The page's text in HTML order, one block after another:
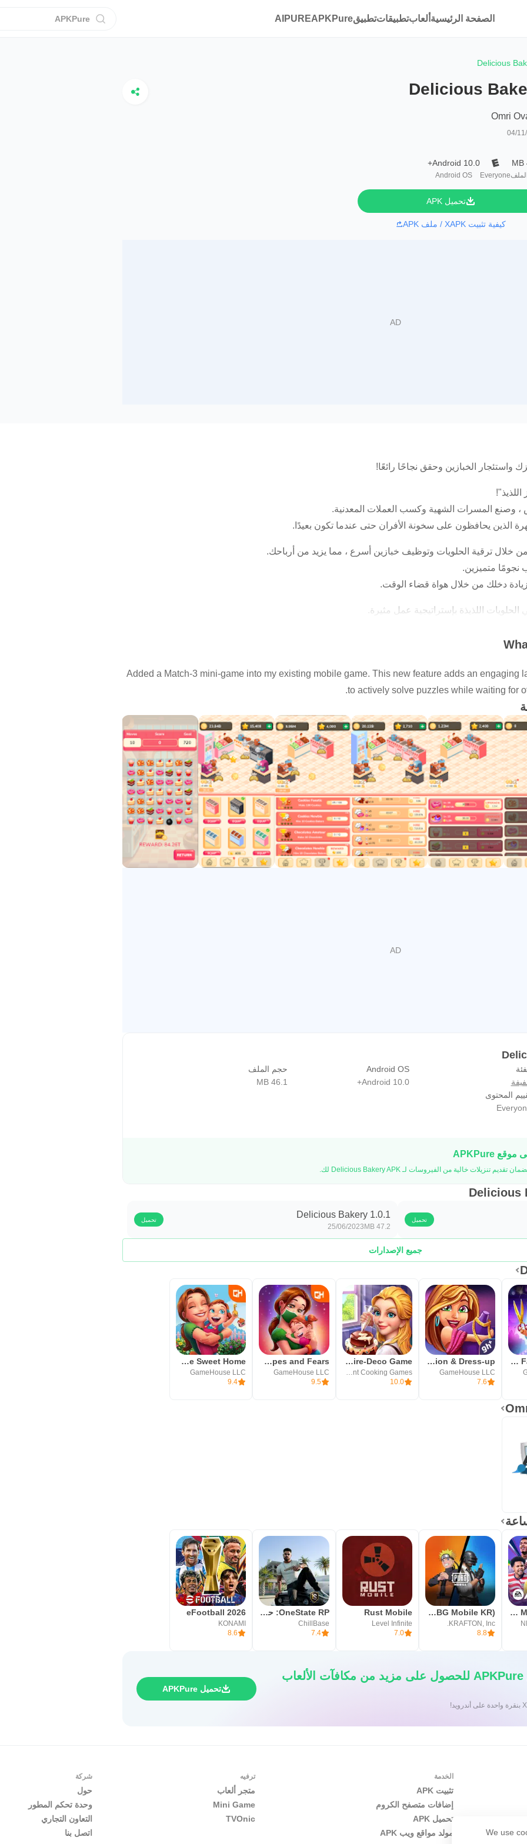
الصفحة الرئيسية ألعابتطبيقاتتطبيقAPKPure AIPURE
APKPure
Delicious
Delicious
Omri
04/
Everyone
Android 10.0+
Android OS
تحميل APK
كيفية تثبيت XAPK / ملف APK
واستئجار الخبازين وحقق نجاحًا رائعًا!
، وصنع المسرات الشهية وكسب العملات المعدنية.
الذين يحافظون على سخونة الأفران حتى عندما تكون بعيدًا.
خلال ترقية الحلويات وتوظيف خبازين أسرع ، مما يزيد من أرباحك.
نجومًا متميزين.
دخلك من خلال هواة قضاء الوقت.
اللذيذة بإستراتيجية عمل مثيرة.
بك؟ قم بالتنزيل الآن واحصل على الخبز!
الرسومية - بيرسيفيدا (متجر أصول الوحدة)
Added a Match-3 mini-game into my existing mobile game. This new feature adds an engaging
to actively solve puzzles while waiting for
Android OS
Android 10.0+
حجم الملف
46.1 MB
المحتوى
تحميل Delicious Bakery 1.0.1
47.2 MB
25/06/2023
تحميل
جميع الإصدارات
Fabulous - Fashion Fever
Fabulous 5: Fashion & Dress-up
GameHouse LLC
7.6
My Restaurant Empire-Deco Game
Mini Stone Games - Chef & Restaurant Cooking Games
10.0
Delicious - Hopes and Fears
GameHouse LLC
9.5
Delicious - Home Sweet Home
GameHouse LLC
9.4
FIFA Mobile Korean (PUBG Mobile KR)ببجي الكوريه
KRAFTON, Inc.
8.8
Rust Mobile
Level Infinite
7.0
OneState RP: حياة لعب الأدوار
ChillBase
7.4
eFootball 2026
KONAMI
8.6
قم بتنزيل تطبيق APKPure للحصول على مزيد من مكافآت الألعاب
تحميل APKPure
We use
الخدمة
تثبيت APK
إضافات متصفح الكروم
تحميل APK
مولد مواقع ويب APK
ترفيه
متجر ألعاب
Mini Game
TVOnic
شركة
حول
وحدة تحكم المطور
التعاون التجاري
اتصل بنا